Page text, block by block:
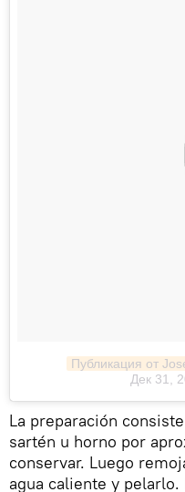
Публикация от
Дек 31,
La preparación
sartén u horno por
conservar. Luego
agua caliente y